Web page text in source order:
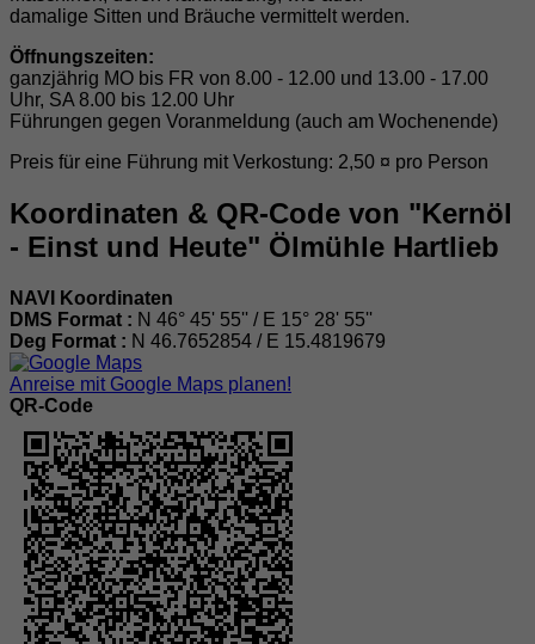
damalige Sitten und Bräuche vermittelt werden.
Öffnungszeiten:
ganzjährig MO bis FR von 8.00 - 12.00 und 13.00 - 17.00
Uhr, SA 8.00 bis 12.00 Uhr
Führungen gegen Voranmeldung (auch am Wochenende)
Preis für eine Führung mit Verkostung: 2,50 ¤ pro Person
Koordinaten & QR-Code von "Kernöl
- Einst und Heute" Ölmühle Hartlieb
NAVI Koordinaten
DMS Format : N 46° 45' 55'' / E 15° 28' 55''
Deg Format : N 46.7652854 / E 15.4819679
Anreise mit Google Maps planen!
QR-Code